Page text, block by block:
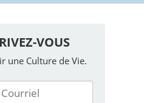
VOUS
une Culture de Vie.